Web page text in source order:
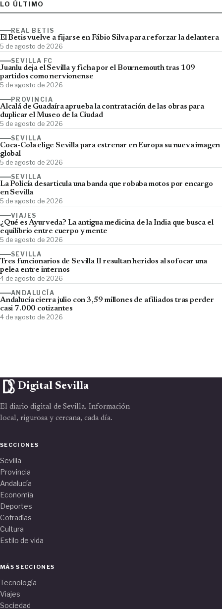
LO ÚLTIMO
REAL BETIS
El Betis vuelve a fijarse en Fábio Silva para reforzar la delantera
5 de agosto de 2026
SEVILLA FC
Juanlu deja el Sevilla y ficha por el Bournemouth tras 109
partidos como nervionense
5 de agosto de 2026
PROVINCIA
Alcalá de Guadaíra aprueba la contratación de las obras para
duplicar el Museo de la Ciudad
5 de agosto de 2026
SEVILLA
Coca-Cola elige Sevilla para estrenar en Europa su nueva imagen
global
5 de agosto de 2026
SEVILLA
La Policía desarticula una banda que robaba motos por encargo
en Sevilla
5 de agosto de 2026
VIAJES
¿Qué es Ayurveda? La antigua medicina de la India que busca el
equilibrio entre cuerpo y mente
5 de agosto de 2026
SEVILLA
Tres funcionarios de Sevilla II resultan heridos al sofocar una
pelea entre internos
4 de agosto de 2026
ANDALUCÍA
Andalucía cierra julio con 3,59 millones de afiliados tras perder
casi 7.000 cotizantes
4 de agosto de 2026
Digital Sevilla
El diario digital de Sevilla. Información
local, rigurosa y cercana, cada día.
SECCIONES
Sevilla
Provincia
Andalucía
Economía
Deportes
Cofradías
Cultura
Estilo de vida
MÁS SECCIONES
Tecnología
Viajes
Sociedad